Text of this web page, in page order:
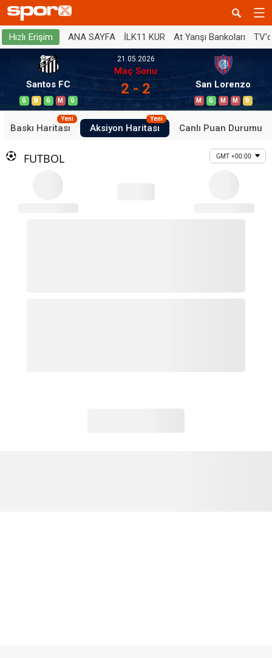
Hızlı Erişim ANA SAYFA İLK11 KUR At Yarışı Bankoları
Santos FC
G B G M G
21.05.2026
Maç Sonu
2 - 2 San Lorenzo
M G M M B
Baskı Haritası
Yeni
Aksiyon Haritası
Yeni
Canlı Puan Durumu
FUTBOL GMT +00:00